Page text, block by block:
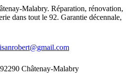
Malabry. Réparation, rénovation,
dans tout le 92. Garantie décennale,
Châtenay-Malabry